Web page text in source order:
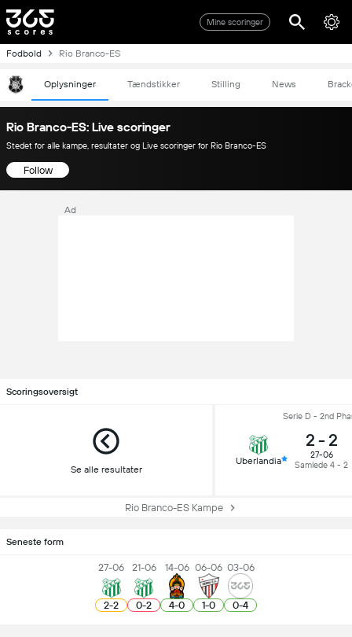
Mine scoringer
Fodbold Rio Branco-ES
Oplysninger Tændstikker Stilling News
Rio Branco-ES: Live scoringer
Stedet for alle kampe, resultater og Live scoringer for Rio Branco-ES
Follow
Ad
Scoringsoversigt
Se alle resultater
Serie D - 2nd
Uberlandia
2 - 2
27-06
Samlede 4 - 2
Rio Branco-ES Kampe
Seneste form
27-06
2-2
21-06
0-2
14-06
4-0
06-06
1-0
03-06
0-4